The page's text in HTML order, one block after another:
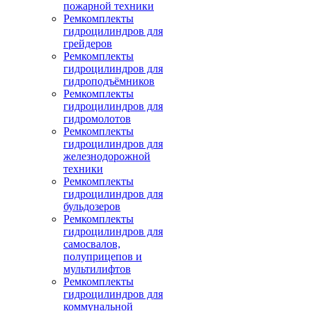
пожарной техники
Ремкомплекты
гидроцилиндров для
грейдеров
Ремкомплекты
гидроцилиндров для
гидроподъёмников
Ремкомплекты
гидроцилиндров для
гидромолотов
Ремкомплекты
гидроцилиндров для
железнодорожной
техники
Ремкомплекты
гидроцилиндров для
бульдозеров
Ремкомплекты
гидроцилиндров для
самосвалов,
полуприцепов и
мультилифтов
Ремкомплекты
гидроцилиндров для
коммунальной